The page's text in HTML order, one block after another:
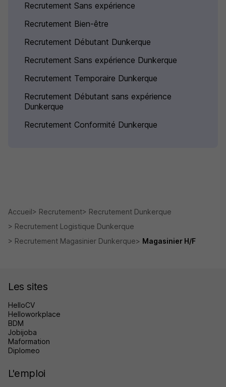
Recrutement Sans expérience
Recrutement Bien-être
Recrutement Débutant Dunkerque
Recrutement Sans expérience Dunkerque
Recrutement Temporaire Dunkerque
Recrutement Débutant sans expérience
Dunkerque
Recrutement Conformité Dunkerque
Accueil Recrutement
Recrutement Dunkerque
Recrutement Logistique Dunkerque
Recrutement Magasinier Dunkerque
Magasinier H/F
Les sites
HelloCV
Helloworkplace
BDM
Jobijoba
Maformation
Diplomeo
L'emploi